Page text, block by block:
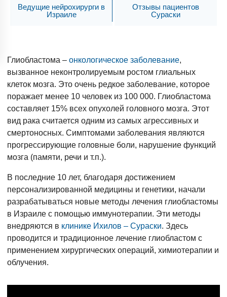
Ведущие нейрохирурги в
Израиле
Отзывы пациентов
Сураски
Глиобластома –онкологическое заболевание,
вызванное неконтролируемым ростом глиальных
клеток мозга. Это очень редкое заболевание, которое
поражает менее 10 человек из 100 000. Глиобластома
составляет 15% всех опухолей головного мозга. Этот
вид рака считается одним из самых агрессивных и
смертоносных. Симптомами заболевания являются
прогрессирующие головные боли, нарушение функций
мозга (памяти, речи и т.п.).
В последние 10 лет, благодаря достижением
персонализированной медицины и генетики, начали
разрабатываться новые методы лечения глиобластомы
в Израиле с помощью иммунотерапии. Эти методы
внедряются в клинике Ихилов – Сураски. Здесь
проводится и традиционное лечение глиобластом с
применением хирургических операций, химиотерапии и
облучения.